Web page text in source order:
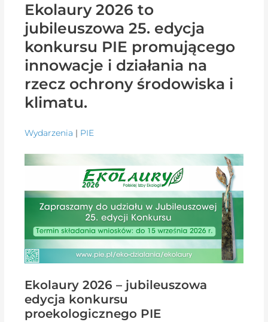
Ekolaury 2026 to
jubileuszowa 25. edycja
konkursu PIE promującego
innowacje i działania na
rzecz ochrony środowiska i
klimatu.
Wydarzenia | PIE
Ekolaury 2026 – jubileuszowa
edycja konkursu
proekologicznego PIE